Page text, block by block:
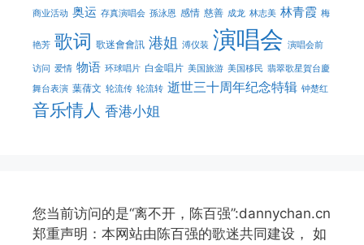
商业活动 奥运 存真演唱会 孫泳恩 感情 慈善 成龙 林志美 林青霞 梅
艳芳 歌词 歌迷會會訊 港姐 溥仪装 演唱会 演唱会前
访问 爱情 物语 环球唱片 白金唱片 美国旅游 美国移民 翡翠歌星賀台慶
舞台表演 葉蒨文 轮流传 轮流转 逝世三十周年纪念特辑 钟楚红
音乐情人 香港小姐
您当前访问的是“离不开，陈百强”:dannychan.cn
郑重声明：本网站由陈百强的歌迷共同建设， 如